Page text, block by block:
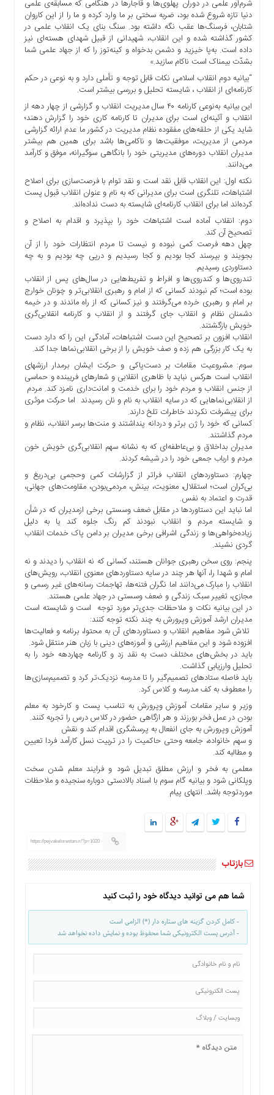
درباره
اخبار
سایت
ارتباط
برگه
نمونه
تعرفه
درباره
چند
رسانه
ارتباط
برگه
نمونه
تعرفه
درباره
شرم‌آور علمی در دوران پهلوی‌ها و قاجارها در هنگامی که مسابقه‌ی علمی
دنیا تازه شروع شده بود، ضربه‌ سختی بر ما وارد کرده و ما را از این کاروان
شتابان، فرسنگ‌ها عقب نگه داشته بود. سنگ بنای یک انقلاب علمی در
کشور گذاشته شده و این انقلاب، شهیدانی از قبیل شهدای هسته‌ای نیز
داده است. به‌پا خیزید و دشمن بدخواه و کینه‌توز را که از جهاد علمی شما
بشدّت بیمناک است ناکام سازید.»
“بیانیه دوم انقلاب اسلامی نکات قابل توجه و تأملی دارد و به ‌نوعی در حکم
کارنامه‌ای از انقلاب ، شایسته تحلیل و بررسی بیشتر است.
این بیانیه به‌نوعی کارنامه ۴۰ سال مدیریت انقلاب و گزارشی از چهار دهه از
انقلاب و آئینه‌ای است برای مدیران تا کارنامه کاری خود را گزارش دهند؛
شاید یکی از حلقه‌های مفقوده نظام مدیریت در کشور ما عدم ارائه گزارشی
مردمی از مدیریت، موفقیت‌ها و ناکامی‌ها باشد برای همین هم بیشتر
مدیران انقلاب دوره‌های مدیریتی خود را بانگاهی سوگیرانه، موفق و کارآمد
می‌دانند.
نکته اول: این انقلاب قابل نقد است و نقد توام با فرصت‌سازی برای اصلاح
اشتباهات، تلنگری است برای مدیرانی که به نام و عنوان انقلاب قبول پست
کرده‌اند اما برای انقلاب کارنامه‌ای شایسته به دست نداده‌اند.
دوم: انقلاب آماده است اشتباهات خود را بپذیرد و اقدام به اصلاح و
تصحیح آن کند.
چهل دهه فرصت کمی نبوده و نیست تا مردم انتظارات خود را از آن
بجویند و بپرسند کجا بودیم و کجا رسیدیم و درپی چه بودیم و به چه
دستاوردی رسیدیم.
تند‌روی‌ها و کند‌روی‌ها و افراط و تفریط‌هایی در سال‌های پس از انقلاب
بوده است؛ کم نبودند کسانی که از امام و رهبری انقلابی‌تر و چونان خوارج
بر امام و رهبری خرده می‌گرفتند و نیز کسانی که از راه ماندند و در خیمه
دشمنان نظام و انقلاب جای گرفتند و از انقلاب و کارنامه انقلابی‌گری
خویش بازگشتند.
انقلاب افزون بر تصحیح این دست اشتباهات، آمادگی این را که دارد دست
به یک کار بزرگی هم زده و صف خویش را از برخی انقلابی‌نماها جدا کند.
سوم: مشروعیت مقامات بر دست‌پاکی و حرکت ایشان برمدار ارزشهای
انقلاب است هرکس نباید با ظاهری انقلابی و شعارهای فریبنده و حماسی
از جنس انقلاب و مردم خود را برای خدمت و امانت‌داری نامزد کند. مردم
از انقلابی‌نماهایی که در سایه انقلاب به نام و نان رسیدند اما حرکت موثری
برای پیشرفت نکردند خاطرات تلخ دارند.
کسانی که خود را ژن برتر و دردانه پنداشتند و منت‌ها برسر انقلاب، نظام و
مردم گذاشتند.
مدیران بداخلاق و بی‌عاطفه‌ای که به نشانه سهم انقلابی‌گری خویش خون
مردم و ارباب جمعی خود را در شیشه کردند.
چهارم: دستاوردهای انقلاب فراتر از گزارشات کمی وحجمی بی‌دریغ و
بی‌کران است؛ استقلال، معنویت، بینش، مردمی‌بودن، مقاومت‌های جهانی،
قدرت و اعتماد به نفس.
اما نباید این دستاوردها در مقابل ضعف وسستی برخی ازمدیران که در شأن
و شایسته مردم و انقلاب نبودند کم رنگ جلوه کند یا به دلیل
زیاده‌خواهی‌ها و زندگی اشرافی برخی مدیران بر دامن پاک خدمات انقلاب
گردی نشیند.
پنجم: روی سخن رهبری جوانان هستند، کسانی که نه انقلاب را دیدند و نه
امام و شهدا را، آنها هر چند در سایه دستاوردهای معنوی انقلاب، رویش‌های
انقلاب را مبارک می‌دانند اما نگران فتنه‌ها، تهاجمات رسانه‌های غیر رسمی و
مجازی، تغییر سبک زندگی و ضعف وسستی در جهاد علمی هستند.
در این بیانیه نکات و ملاحظات جدی‌تر مورد توجه است و شایسته است
مدیران ارشد آموزش وپرورش به چند نکته توجه کنند:
تلاش شود مفاهیم انقلاب و دستاوردهای آن به محتوا، برنامه و فعالیت‌ها
افزوده شود و این مفاهیم ارزشی و آموزه‌های دینی با زبان هنر منتقل شود.
باید در بخش‌های مختلف دست به نقد زد و کارنامه چهاردهه خود را به
تحلیل وارزیابی گذاشت.
باید فاصله ستادهای تصمیم‌گیر را تا مدرسه نزدیک‌تر کرد و تصمیم‌سازی‌ها
را معطوف به کف مدرسه و کلاس کرد.
وزیر و سایر مقامات آموزش وپرورش به تناسب پست و کارخود به معلم
بودن در عمل فخر بورزند و هر ازگاهی حضور در کلاس درس را تجربه کنند.
آموزش وپرورش به جای انفعال به پرسشگری اقدام کند و نقش
و سهم خانواده، جامعه وحتی حاکمیت را در تربیت نسل کارآمد فردا تعیین
و مطالبه کند.
معلمی به فخر و ارزش مطلق تبدیل شود و فرایند معلم شدن سخت
وپلکانی شود و بیانیه گام سوم با اسناد بالادستی دوباره سنجیده و ملاحظات
موردتوجه باشد. انتهای پیام
https://pejvakelorestan.ir/?p=1020
بازتاب
شما هم می توانید دیدگاه خود را ثبت کنید
- کامل کردن گزینه های ستاره دار (*) الزامی است
- آدرس پست الکترونیکی شما محفوظ بوده و نمایش داده نخواهد شد